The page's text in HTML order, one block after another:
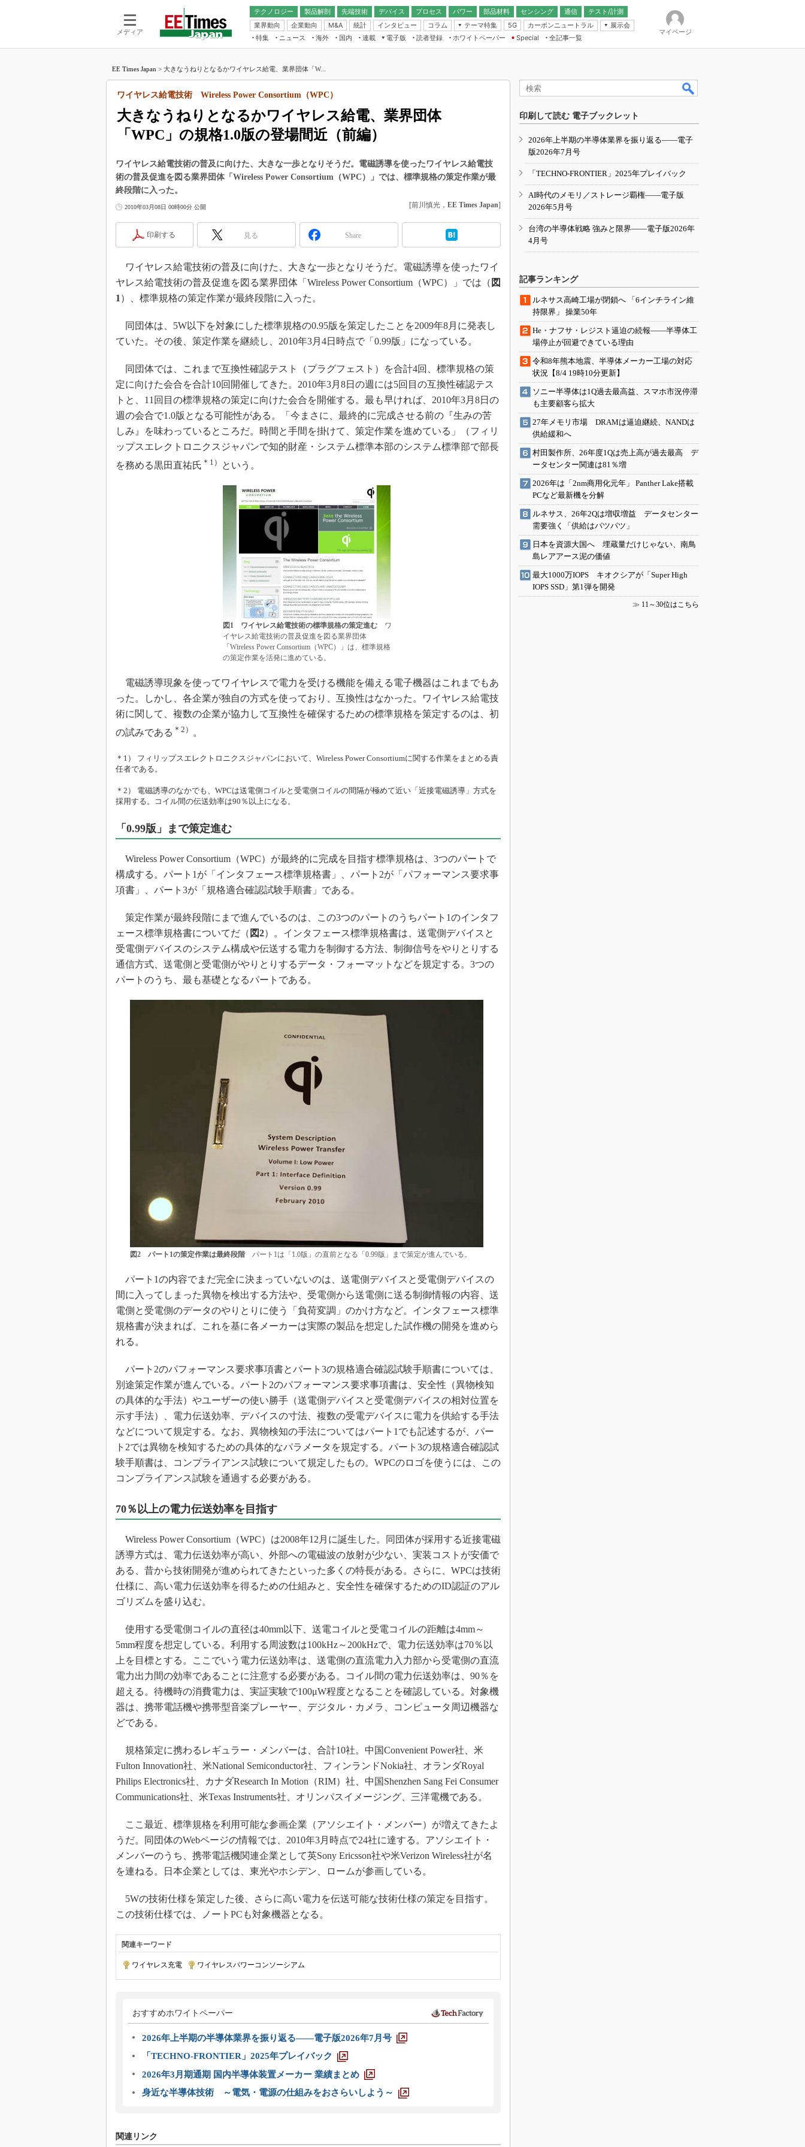
メディア
テクノロジー 製品解剖
先端技術
電池／エネルギー
デバイス
アナログ
マイコン
FPGA
プロセス パワー 部品材料 センシング
通信
無線
テスト/計測
業界動向
企業動向 M&A 統計 インタビュー コラム
テーマ特集
フィジカルAI
読者調査（EE Times Research）
カーボンニュートラル
電源設計（EDN Japan）
5G カーボンニュートラル
展示会
IoT・エッジコンピューティング
EXPO
TECHNO-FRONTIER
人とくるま展
特集 ニュース 海外 国内
連載
福田昭のデバイス通信
大山聡の業界スコープ
大原雄介のエレ・組み込みプレイバ
ック
学漂流記
世界を「数字」で回してみよう
この10年で起こったこと、次の10年
で起こること
光伝送技術を知る
“異端児エンジニア”が仕掛けた社内
改革、執念の180日
JASA発IoT通信
「英語に愛されないエンジニア」の
ための新行動論
電子版
電子ブックレット
読者登録 ホワイトペーパー
Special
全記事一覧
マイページ
EE Times Japan > 大きなうねりとなるかワイヤレス給電、業界団体「W...
大きなうねりとなるかワイヤレス給電、業界団体
「WPC」の規格1.0版の登場間近（前編）
ワイヤレス給電技術 Wireless Power Consortium（WPC）
ワイヤレス給電技術の普及に向けた、大きな一歩となりそうだ。電磁誘導を使ったワイヤレス給電技
術の普及促進を図る業界団体「Wireless Power Consortium（WPC）」では、標準規格の策定作業が最
終段階に入った。
2010年03月08日 00時00分 公開 [前川慎光， EE Times Japan]
印刷する 見る Share
ワイヤレス給電技術の普及に向けた、大きな一歩となりそうだ。電磁誘導を使ったワイ
ヤレス給電技術の普及促進を図る業界団体「Wireless Power Consortium（WPC）」では（ 図
1 ）、標準規格の策定作業が最終段階に入った。
同団体は、5W以下を対象にした標準規格の0.95版を策定したことを2009年8月に発表し
ていた。その後、策定作業を継続し、2010年3月4日時点で「0.99版」になっている。
同団体では、これまで互換性確認テスト（プラグフェスト）を合計4回、標準規格の策
定に向けた会合を合計10回開催してきた。2010年3月8日の週には5回目の互換性確認テス
トと、11回目の標準規格の策定に向けた会合を開催する。最も早ければ、2010年3月8日の
週の会合で1.0版となる可能性がある。「今まさに、最終的に完成させる前の『生みの苦
しみ』を味わっているところだ。時間と手間を掛けて、策定作業を進めている」（フィリ
ップスエレクトロニクスジャパンで知的財産・システム標準本部のシステム標準部で部長
を務める黒田直祐氏 ＊1） という。
図1 ワイヤレス給電技術の標準規格の策定進むワ
イヤレス給電技術の普及促進を図る業界団体
「Wireless Power Consortium（WPC）」は、標準規格
の策定作業を活発に進めている。
電磁誘導現象を使ってワイヤレスで電力を受ける機能を備える電子機器はこれまでもあ
った。しかし、各企業が独自の方式を使っており、互換性はなかった。ワイヤレス給電技
術に関して、複数の企業が協力して互換性を確保するための標準規格を策定するのは、初
の試みである ＊2） 。
＊1） フィリップスエレクトロニクスジャパンにおいて、Wireless Power Consortiumに関する作業をまとめる責
任者である。
＊2） 電磁誘導のなかでも、WPCは送電側コイルと受電側コイルの間隔が極めて近い「近接電磁誘導」方式を
採用する。コイル間の伝送効率は90％以上になる。
「0.99版」まで策定進む
Wireless Power Consortium（WPC）が最終的に完成を目指す標準規格は、3つのパートで
構成する。パート1が「インタフェース標準規格書」、パート2が「パフォーマンス要求事
項書」、パート3が「規格適合確認試験手順書」である。
策定作業が最終段階にまで進んでいるのは、この3つのパートのうちパート1のインタフ
ェース標準規格書についてだ（ 図2）。インタフェース標準規格書は、送電側デバイスと
受電側デバイスのシステム構成や伝送する電力を制御する方法、制御信号をやりとりする
通信方式、送電側と受電側がやりとりするデータ・フォーマットなどを規定する。3つの
パートのうち、最も基礎となるパートである。
図2 パート1の策定作業は最終段階パート1は「1.0版」の直前となる「0.99版」まで策定が進んでいる。
パート1の内容でまだ完全に決まっていないのは、送電側デバイスと受電側デバイスの
間に入ってしまった異物を検出する方法や、受電側から送電側に送る制御情報の内容、送
電側と受電側のデータのやりとりに使う「負荷変調」のかけ方など。インタフェース標準
規格書が決まれば、これを基に各メーカーは実際の製品を想定した試作機の開発を進めら
れる。
パート2のパフォーマンス要求事項書とパート3の規格適合確認試験手順書については、
別途策定作業が進んでいる。パート2のパフォーマンス要求事項書は、安全性（異物検知
の具体的な手法）やユーザーの使い勝手（送電側デバイスと受電側デバイスの相対位置を
示す手法）、電力伝送効率、デバイスの寸法、複数の受電デバイスに電力を供給する手法
などについて規定する。なお、異物検知の手法についてはパート1でも記述するが、パー
ト2では異物を検知するための具体的なパラメータを規定する。パート3の規格適合確認試
験手順書は、コンプライアンス試験について規定したもの。WPCのロゴを使うには、この
コンプライアンス試験を通過する必要がある。
70％以上の電力伝送効率を目指す
Wireless Power Consortium（WPC）は2008年12月に誕生した。同団体が採用する近接電磁
誘導方式は、電力伝送効率が高い、外部への電磁波の放射が少ない、実装コストが安価で
ある、昔から技術開発が進められてきたといった多くの特長がある。さらに、WPCは技術
仕様に、高い電力伝送効率を得るための仕組みと、安全性を確保するためのID認証のアル
ゴリズムを盛り込む。
使用する受電側コイルの直径は40mm以下、送電コイルと受電コイルの距離は4mm～
5mm程度を想定している。利用する周波数は100kHz～200kHzで、電力伝送効率は70％以
上を目標とする。ここでいう電力伝送効率は、送電側の直流電力入力部から受電側の直流
電力出力間の効率であることに注意する必要がある。コイル間の電力伝送効率は、90％を
超える。待機時の消費電力は、実証実験で100μW程度となることを確認している。対象機
器は、携帯電話機や携帯型音楽プレーヤー、デジタル・カメラ、コンピュータ周辺機器な
どである。
規格策定に携わるレギュラー・メンバーは、合計10社。中国Convenient Power社、米
Fulton Innovation社、米National Semiconductor社、フィンランドNokia社、オランダRoyal
Philips Electronics社、カナダResearch In Motion（RIM）社、中国Shenzhen Sang Fei Consumer
Communications社、米Texas Instruments社、オリンパスイメージング、三洋電機である。
ここ最近、標準規格を利用可能な参画企業（アソシエイト・メンバー）が増えてきたよ
うだ。同団体のWebページの情報では、2010年3月時点で24社に達する。アソシエイト・
メンバーのうち、携帯電話機関連企業として英Sony Ericsson社や米Verizon Wireless社が名
を連ねる。日本企業としては、東光やホシデン、ロームが参画している。
5Wの技術仕様を策定した後、さらに高い電力を伝送可能な技術仕様の策定を目指す。
この技術仕様では、ノートPCも対象機器となる。
関連キーワード
ワイヤレス充電 ワイヤレスパワーコンソーシアム
おすすめホワイトペーパー
2026年上半期の半導体業界を振り返る――電子版2026年7月号
「TECHNO-FRONTIER」2025年プレイバック
2026年3月期通期 国内半導体装置メーカー 業績まとめ
身近な半導体技術 ～電気・電源の仕組みをおさらいしよう～
関連リンク
印刷して読む 電子ブックレット
2026年上半期の半導体業界を振り返る――電子
版2026年7月号
「TECHNO-FRONTIER」2025年プレイバック
AI時代のメモリ／ストレージ覇権――電子版
2026年5月号
台湾の半導体戦略 強みと限界――電子版2026年
4月号
記事ランキング
ルネサス高崎工場が閉鎖へ 「6インチライン維
持限界」 操業50年
He・ナフサ・レジスト逼迫の続報――半導体工
場停止が回避できている理由
令和8年熊本地震、半導体メーカー工場の対応
状況【8/4 19時10分更新】
ソニー半導体は1Q過去最高益、スマホ市況停滞
も主要顧客ら拡大
27年メモリ市場 DRAMは逼迫継続、NANDは
供給緩和へ
村田製作所、26年度1Qは売上高が過去最高 デ
ータセンター関連は81％増
2026年は「2nm商用化元年」 Panther Lake搭載
PCなど最新機を分解
ルネサス、26年2Qは増収増益 データセンター
需要強く「供給はパツパツ」
日本を資源大国へ 埋蔵量だけじゃない、南鳥
島レアアース泥の価値
最大1000万IOPS キオクシアが「Super High
IOPS SSD」第1弾を開発
≫ 11～30位はこちら